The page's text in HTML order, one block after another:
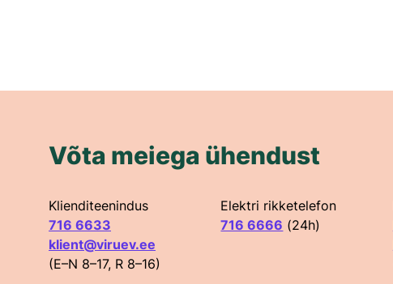
Võta meiega ühendust
Klienditeenindus
716 6633
klient@viruev.ee
(E–N 8–17, R 8–16)
Elektri rikketelefon
716 6666 (24h)